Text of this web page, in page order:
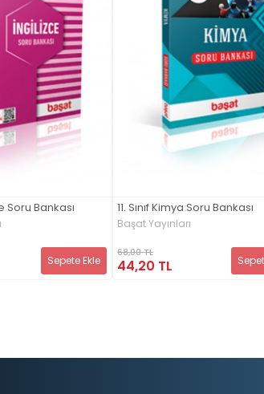
Soru Bankası
Sepete Ekle
11. Sınıf Kimya Soru Bankası
Başat Yayınları
68,00 TL
44,20 TL